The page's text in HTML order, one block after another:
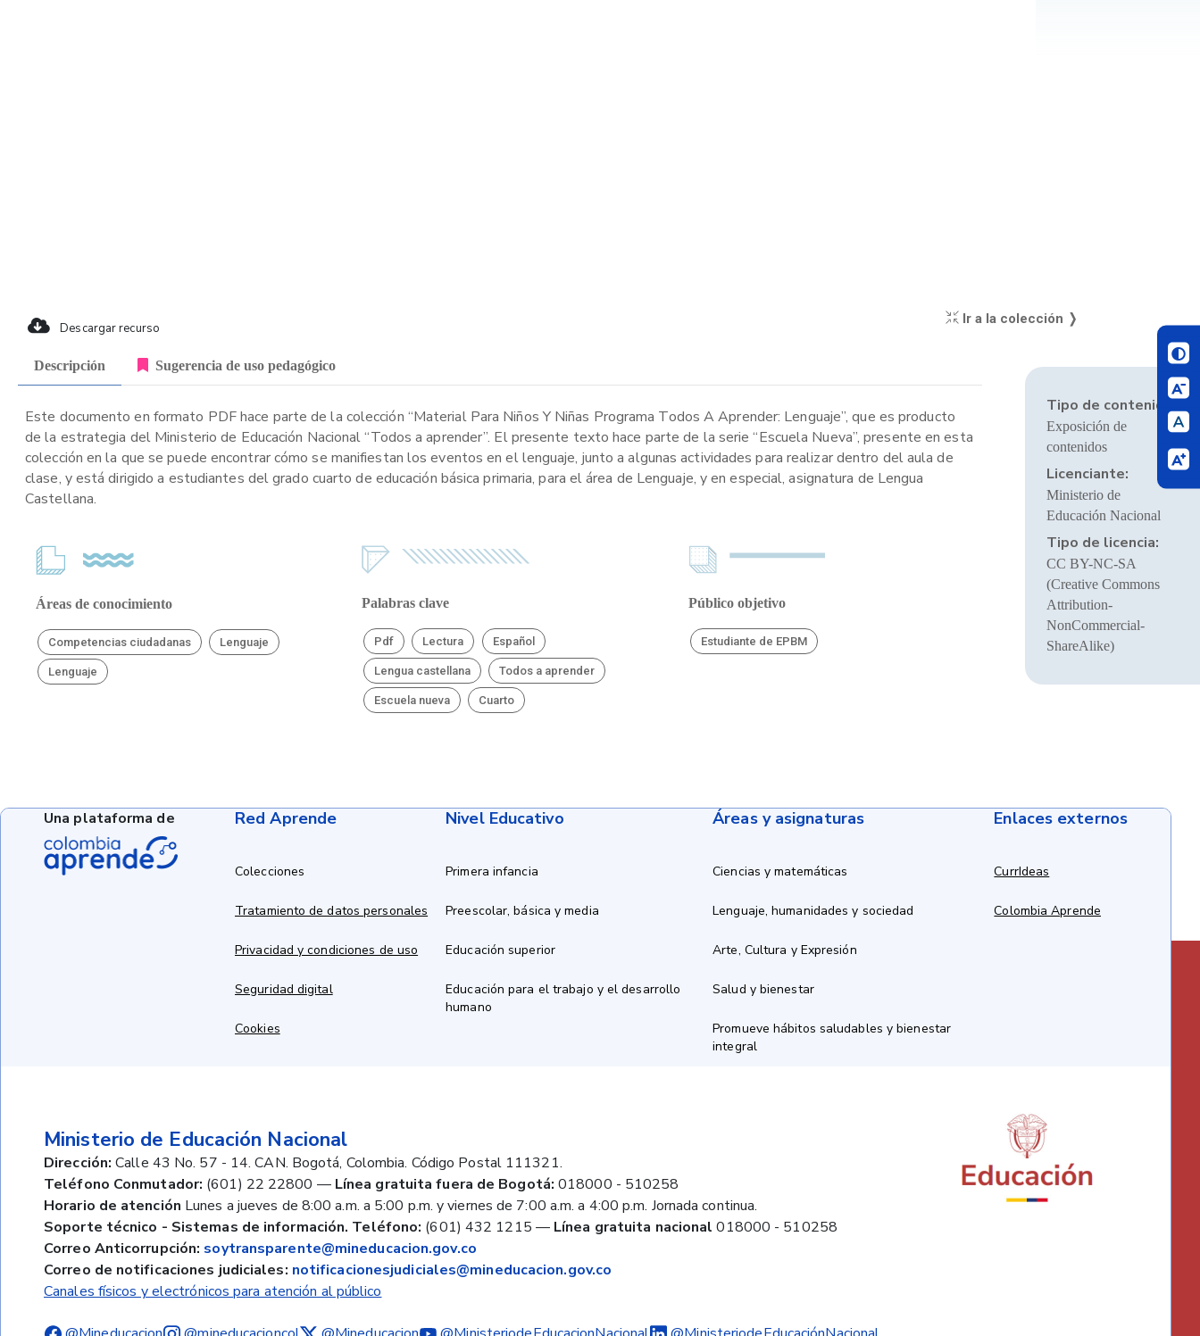
Descargar recurso
Ir a la colección ❭
Descripción Sugerencia de uso pedagógico
Este documento en formato PDF hace parte de la colección “Material Para Niños Y Niñas Programa Todos A Aprender: Lenguaje”, que es producto
de la estrategia del Ministerio de Educación Nacional “Todos a aprender”. El presente texto hace parte de la serie “Escuela Nueva”, presente en esta
colección en la que se puede encontrar cómo se manifiestan los eventos en el lenguaje, junto a algunas actividades para realizar dentro del aula de
clase, y está dirigido a estudiantes del grado cuarto de educación básica primaria, para el área de Lenguaje, y en especial, asignatura de Lengua
Castellana.
Áreas de conocimiento
Competencias ciudadanas Lenguaje
Lenguaje
Palabras clave
Pdf Lectura Español
Lengua castellana Todos a aprender
Escuela nueva Cuarto
Público objetivo
Estudiante de EPBM
Tipo de contenido:
Exposición de
contenidos
Licenciante:
Ministerio de
Educación Nacional
Tipo de licencia:
CC BY-NC-SA
(Creative Commons
Attribution-
NonCommercial-
ShareAlike)
Red Aprende
Colecciones
Tratamiento de datos personales
Privacidad y condiciones de uso
Seguridad digital
Cookies
Nivel Educativo
Primera infancia
Preescolar, básica y media
Educación superior
Educación para el trabajo y el desarrollo
humano
Áreas y asignaturas
Ciencias y matemáticas
Lenguaje, humanidades y sociedad
Arte, Cultura y Expresión
Salud y bienestar
Promueve hábitos saludables y bienestar
integral
Enlaces externos
CurrIdeas
Colombia Aprende
Ministerio de Educación Nacional
Dirección: Calle 43 No. 57 - 14. CAN. Bogotá, Colombia. Código Postal 111321.
Teléfono Conmutador: (601) 22 22800 — Línea gratuita fuera de Bogotá: 018000 - 510258
Horario de atención Lunes a jueves de 8:00 a.m. a 5:00 p.m. y viernes de 7:00 a.m. a 4:00 p.m. Jornada continua.
Soporte técnico - Sistemas de información. Teléfono: (601) 432 1215 — Línea gratuita nacional 018000 - 510258
Correo Anticorrupción: soytransparente@mineducacion.gov.co
Correo de notificaciones judiciales: notificacionesjudiciales@mineducacion.gov.co
Canales físicos y electrónicos para atención al público
Una plataforma de